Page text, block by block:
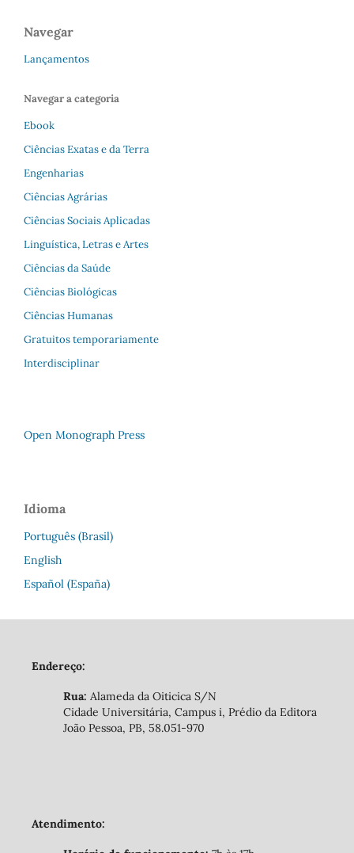
Navegar
Lançamentos
Navegar a categoria
Ebook
Ciências Exatas e da Terra
Engenharias
Ciências Agrárias
Ciências Sociais Aplicadas
Linguística, Letras e Artes
Ciências da Saúde
Ciências Biológicas
Ciências Humanas
Gratuitos temporariamente
Interdisciplinar
Open Monograph Press
Idioma
Português (Brasil)
English
Español (España)
Endereço:
Rua: Alameda da Oiticica S/N
Cidade Universitária, Campus i, Prédio da Editora
João Pessoa, PB, 58.051-970
Atendimento: